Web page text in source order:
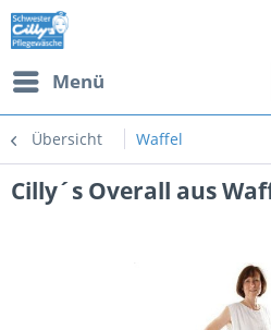
Menü
Übersicht Waffel
Cilly´s Overall aus